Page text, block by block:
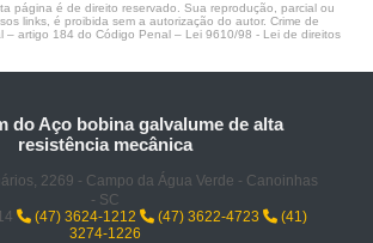
página é de direito reservado. Sua reprodução, parcial ou
links, é proibida sem a autorização do autor. Crime de
– artigo 184 do Código Penal – Lei 9610/98 - Lei de direitos
do Aço bobina galvalume de alta
resistência mecânica
2269 - Campo da Água Verde - Canoinhas
- SC
(47) 3624-1212 (47) 3622-4723
(41)
3274-1226